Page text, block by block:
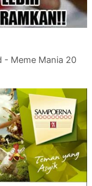
- Meme Mania 20